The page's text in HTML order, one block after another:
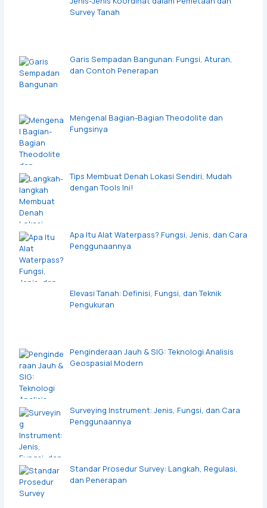
Survey Tanah
Garis Sempadan Bangunan: Fungsi, Aturan,
dan Contoh Penerapan
Mengenal Bagian-Bagian Theodolite dan
Fungsinya
Tips Membuat Denah Lokasi Sendiri, Mudah
dengan Tools Ini!
Apa Itu Alat Waterpass? Fungsi, Jenis, dan Cara
Penggunaannya
Elevasi Tanah: Definisi, Fungsi, dan Teknik
Pengukuran
Penginderaan Jauh & SIG: Teknologi Analisis
Geospasial Modern
Surveying Instrument: Jenis, Fungsi, dan Cara
Penggunaannya
Standar Prosedur Survey: Langkah, Regulasi,
dan Penerapan